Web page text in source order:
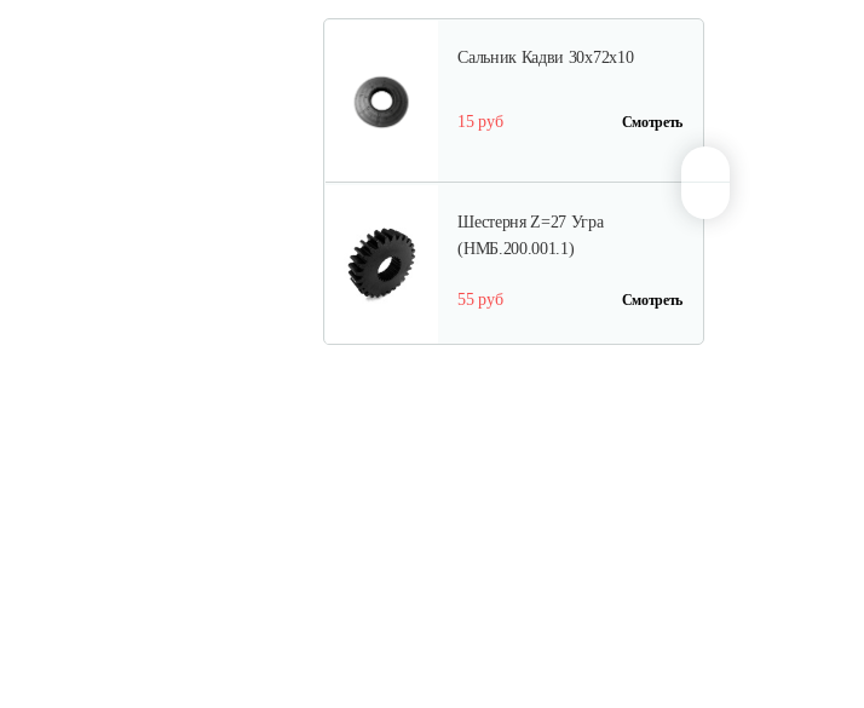
Сальник Кадви 30х72х10
15 руб Смотреть
Шестерня Z=27 Угра
(НМБ.200.001.1)
55 руб Смотреть